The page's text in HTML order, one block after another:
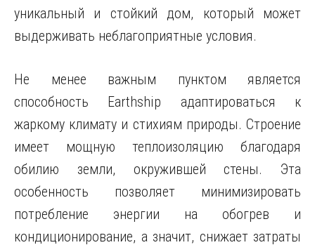
уникальный и стойкий дом, который может
выдерживать неблагоприятные условия.
Не менее важным пунктом является
способность Earthship адаптироваться к
жаркому климату и стихиям природы. Строение
имеет мощную теплоизоляцию благодаря
обилию земли, окружившей стены. Эта
особенность позволяет минимизировать
потребление энергии на обогрев и
кондиционирование, а значит, снижает затраты